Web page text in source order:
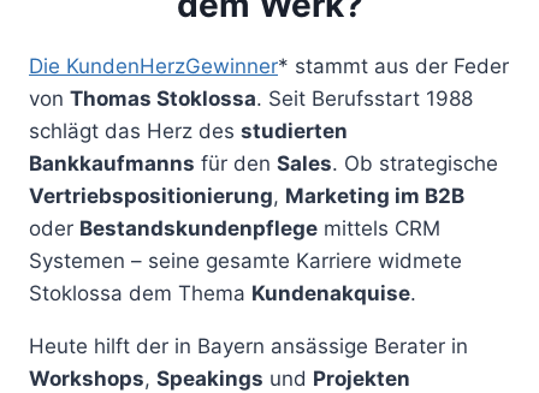
Die KundenHerzGewinner* stammt aus der Feder
von Thomas Stoklossa. Seit Berufsstart 1988
schlägt das Herz des studierten
Bankkaufmanns für den Sales. Ob strategische
Vertriebspositionierung, Marketing im B2B
oder Bestandskundenpflege mittels CRM
Systemen – seine gesamte Karriere widmete
Stoklossa dem Thema Kundenakquise.
Heute hilft der in Bayern ansässige Berater in
Workshops, Speakings und Projekten